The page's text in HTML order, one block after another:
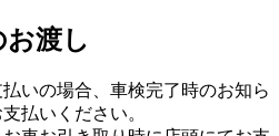
渡し
いの場合、車検完了時のお知ら
払いください。